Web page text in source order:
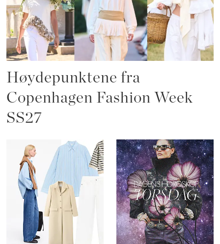
Høydepunktene fra
Copenhagen Fashion Week
SS27